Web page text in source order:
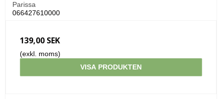
Parissa
066427610000
139,00 SEK
(exkl. moms)
VISA PRODUKTEN